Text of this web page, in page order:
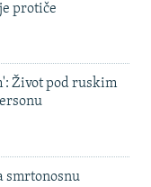
protiče
Život pod ruskim
smrtonosnu